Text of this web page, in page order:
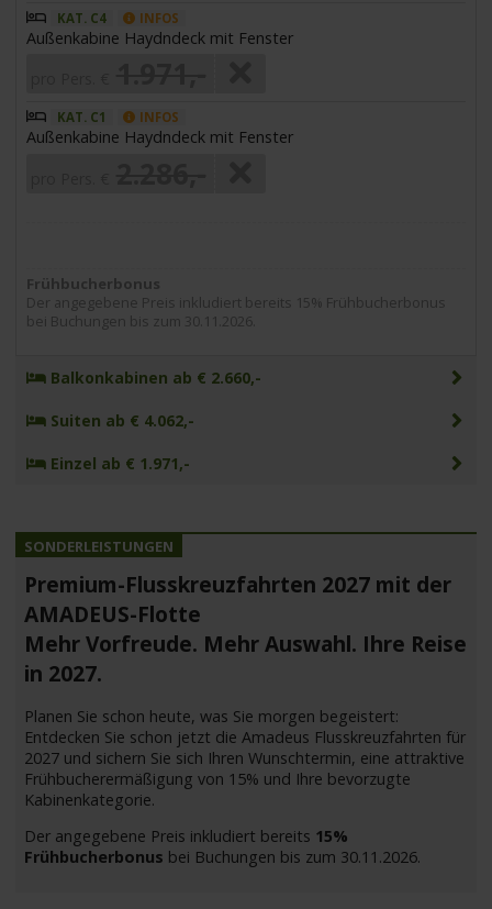
KAT. C4 INFOS
Außenkabine Haydndeck mit Fenster
KAT. C1 INFOS
Außenkabine Haydndeck mit Fenster
Frühbucherbonus
Der angegebene Preis inkludiert bereits 15% Frühbucherbonus
bei Buchungen bis zum 30.11.2026.
Balkonkabinen ab € 2.660,-
Suiten ab € 4.062,-
Einzel ab € 1.971,-
Premium-Flusskreuzfahrten 2027 mit der
AMADEUS-Flotte
Mehr Vorfreude. Mehr Auswahl. Ihre Reise
in 2027.
Planen Sie schon heute, was Sie morgen begeistert:
Entdecken Sie schon jetzt die Amadeus Flusskreuzfahrten für
2027 und sichern Sie sich Ihren Wunschtermin, eine attraktive
Frühbucherermäßigung von 15% und Ihre bevorzugte
Kabinenkategorie.
Der angegebene Preis inkludiert bereits 15%
Frühbucherbonus bei Buchungen bis zum 30.11.2026.